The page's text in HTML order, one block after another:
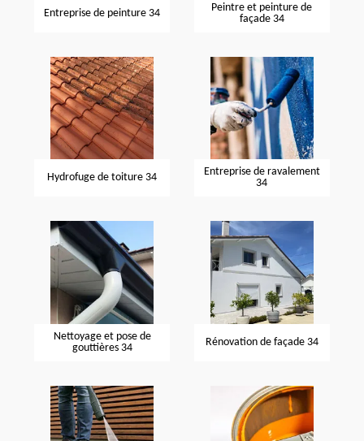
Entreprise de peinture 34
Peintre et peinture de
façade 34
Hydrofuge de toiture 34
Entreprise de ravalement
34
Nettoyage et pose de
gouttières 34
Rénovation de façade 34